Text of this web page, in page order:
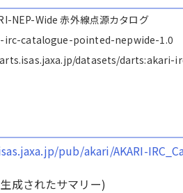
NEP-Wide 赤外線点源カタログ
irc-catalogue-pointed-nepwide-1.0
datasets/
pub/akari/AKARI-
成されたサマリー)